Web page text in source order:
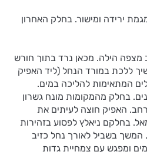
שעות במגמת ירידה ומישור. בחלק האחרון
הילה. מכאן נרד בתוך חורש
ללכת במורד הנחל (ליד האפיק
המתאימות להליכה במים.
בחלק מהמקומות מונח גשרון
האפיק חוצה לעיתים את
בחלקם ניאלץ לפסוע בזהירות
כ- 12 ס"מ. המשך בשביל לאורך נחל כזיב
ומפגש עם צמחיית גדות